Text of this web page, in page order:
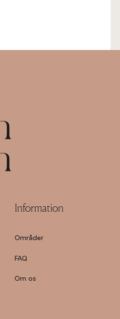
Information
Områder
FAQ
Om os